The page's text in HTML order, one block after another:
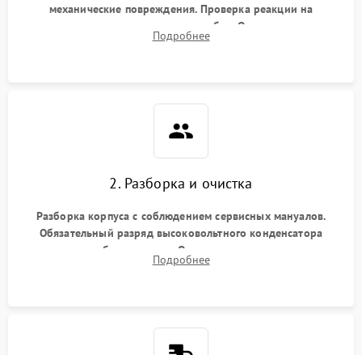
механические повреждения. Проверка реакции на
включение, считывание кодов ошибок. Оценка состояния
матрицы и затвора, проверка работы автофокуса и
Подробнее
2. Разборка и очистка
Разборка корпуса с соблюдением сервисных мануалов.
Обязательный разряд высоковольтного конденсатора
вспышки для безопасности. Очистка внутренних узлов от
пыли, песка и следов влаги с помощью спецсредств.
Подробнее